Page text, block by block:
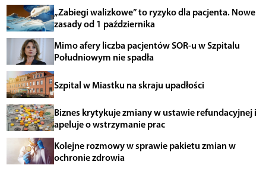
„Zabiegi walizkowe” to ryzyko dla pacjenta. Nowe
zasady od 1 października
Mimo afery liczba pacjentów SOR-u w Szpitalu
Południowym nie spadła
Szpital w Miastku na skraju upadłości
Biznes krytykuje zmiany w ustawie refundacyjnej i
apeluje o wstrzymanie prac
Kolejne rozmowy w sprawie pakietu zmian w
ochronie zdrowia